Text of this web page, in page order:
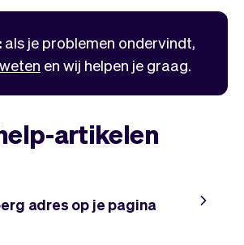
Administratie
Overzicht
Bezorging
als je problemen ondervindt,
en wij helpen je graag.
artikelen
adres op je pagina